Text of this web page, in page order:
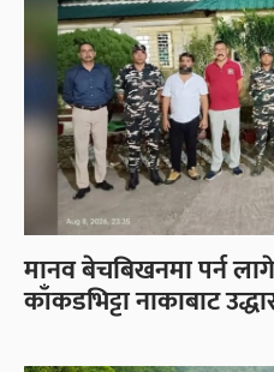
मानव बेचबिखनमा पर्न
काँकडभिट्टा नाकाबाट